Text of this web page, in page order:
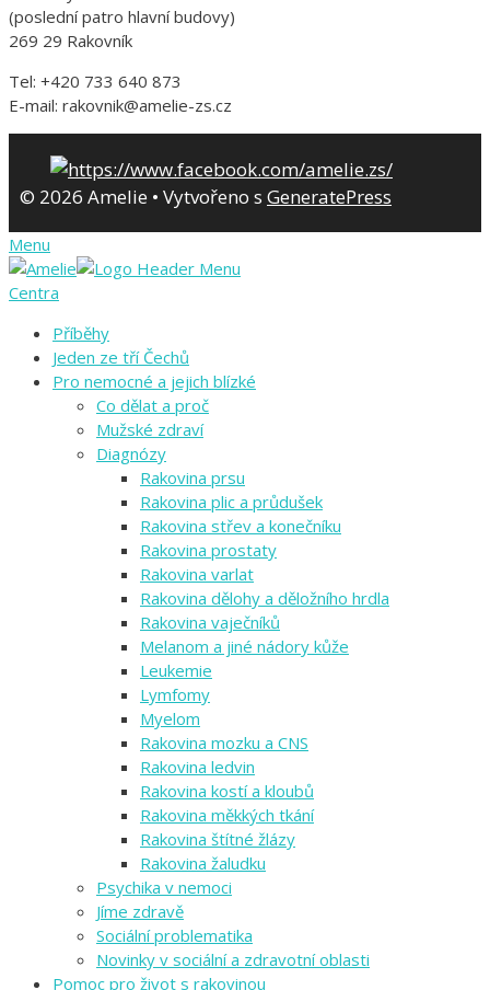
(poslední patro hlavní budovy)
269 29 Rakovník
Tel: +420 733 640 873
E-mail: rakovnik@amelie-zs.cz
© 2026 Amelie • Vytvořeno s GeneratePress
Menu
Centra
Příběhy
Jeden ze tří Čechů
Pro nemocné a jejich blízké
Co dělat a proč
Mužské zdraví
Diagnózy
Rakovina prsu
Rakovina plic a průdušek
Rakovina střev a konečníku
Rakovina prostaty
Rakovina varlat
Rakovina dělohy a děložního hrdla
Rakovina vaječníků
Melanom a jiné nádory kůže
Leukemie
Lymfomy
Myelom
Rakovina mozku a CNS
Rakovina ledvin
Rakovina kostí a kloubů
Rakovina měkkých tkání
Rakovina štítné žlázy
Rakovina žaludku
Psychika v nemoci
Jíme zdravě
Sociální problematika
Novinky v sociální a zdravotní oblasti
Pomoc pro život s rakovinou